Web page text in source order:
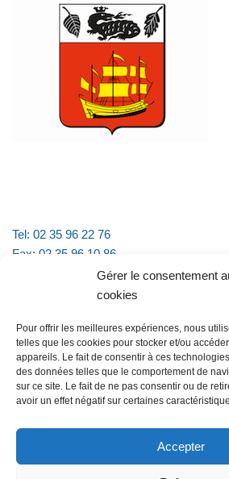
Gérer le consentement
cookies
Pour offrir les meilleures expériences, nous
telles que les cookies pour stocker et/ou
appareils. Le fait de consentir à ces
des données telles que le comportement de
sur ce site. Le fait de ne pas consentir ou de
avoir un effet négatif sur certaines
Accepter
Tel: 02 35 96 22 76
Fax: 02 35 96 10 86
Email : mairie.vattevillelarue@wanadoo.fr
lundi et jeudi de 9h à 11h30
mardi et vendredi de 16h à 18h30